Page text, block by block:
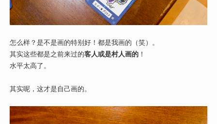
怎么样？是不是画的特别好！都是我画的（笑）。
其实这些都是之前来过的客人或是村人画的 ！
水平太高了。
其实呢，这才是自己画的。